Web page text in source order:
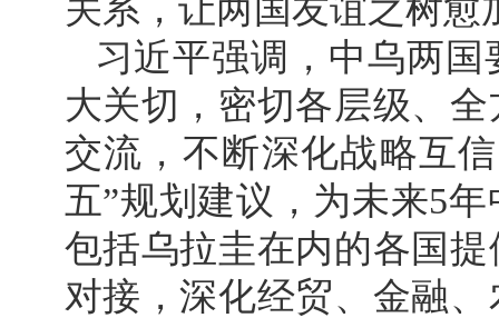
关系，让两国友谊之树愈
习近平强调，中乌两
大关切，密切各层级、
交流，不断深化战略互
五”规划建议，为未来5
包括乌拉圭在内的各国
对接，深化经贸、金融